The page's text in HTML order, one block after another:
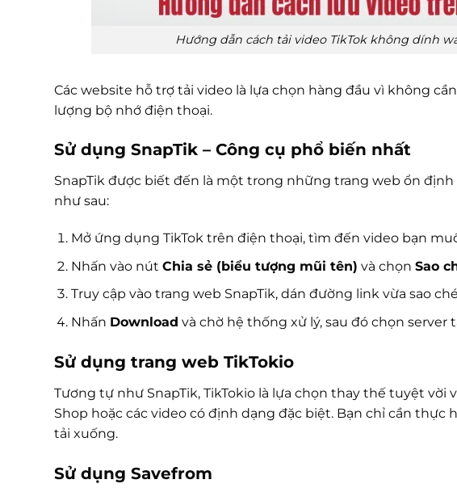
Hướng dẫn cách tải video TikTok không dính
Các website hỗ trợ tải video là lựa chọn hàng đầu vì không
lượng bộ nhớ điện thoại.
Sử dụng SnapTik – Công cụ phổ biến nhất
SnapTik được biết đến là một trong những trang web ổn
như sau:
Mở ứng dụng TikTok trên điện thoại, tìm đến video bạn
Nhấn vào nút Chia sẻ (biểu tượng mũi tên) và chọn Sao
Truy cập vào trang web SnapTik, dán đường link vừa sao
Nhấn Download và chờ hệ thống xử lý, sau đó chọn server
Sử dụng trang web TikTokio
Tương tự như SnapTik, TikTokio là lựa chọn thay thế tuyệt vời
Shop hoặc các video có định dạng đặc biệt. Bạn chỉ cần thực
tải xuống.
Sử dụng Savefrom